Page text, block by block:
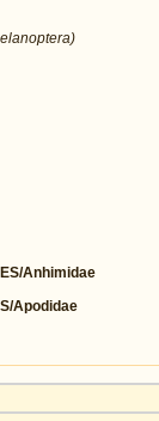
Anhimidae
Apodidae